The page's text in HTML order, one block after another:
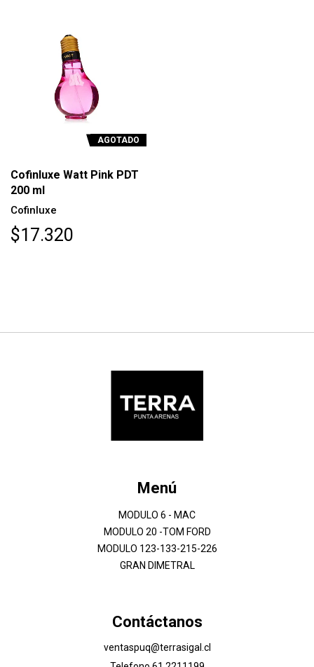
AGOTADO
Cofinluxe Watt Pink PDT
200 ml
Cofinluxe
$17.320
Menú
MODULO 6 - MAC
MODULO 20 -TOM FORD
MODULO 123-133-215-226
GRAN DIMETRAL
Contáctanos
ventaspuq@terrasigal.cl